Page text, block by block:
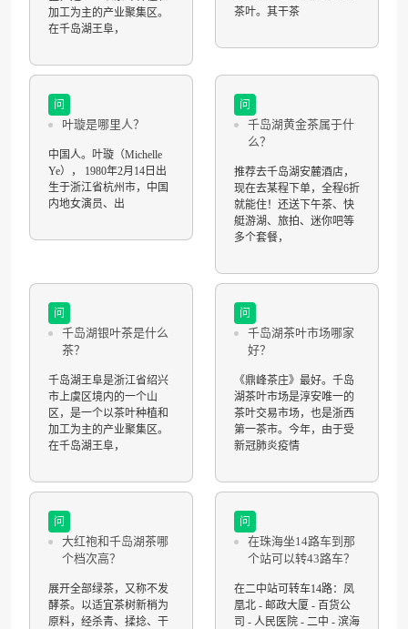
加工为主的产业聚集区。
在千岛湖王阜，
茶叶。其干茶
问
叶璇是哪里人？
中国人。叶璇（Michelle
Ye）， 1980年2月14日出
生于浙江省杭州市，中国
内地女演员、出
问
千岛湖黄金茶属于什
么？
推荐去千岛湖安麓酒店，
现在去某程下单，全程6折
就能住！还送下午茶、快
艇游湖、旅拍、迷你吧等
多个套餐，
问
千岛湖银叶茶是什么
茶？
千岛湖王阜是浙江省绍兴
市上虞区境内的一个山
区，是一个以茶叶种植和
加工为主的产业聚集区。
在千岛湖王阜，
问
千岛湖茶叶市场哪家
好？
《鼎峰茶庄》最好。千岛
湖茶叶市场是淳安唯一的
茶叶交易市场，也是浙西
第一茶市。今年，由于受
新冠肺炎疫情
问
大红袍和千岛湖茶哪
个档次高？
展开全部绿茶，又称不发
酵茶。以适宜茶树新梢为
原料，经杀青、揉捻、干
问
在珠海坐14路车到那
个站可以转43路车？
在二中站可转车14路：凤
凰北 - 邮政大厦 - 百货公
司 - 人民医院 - 二中 - 滨海